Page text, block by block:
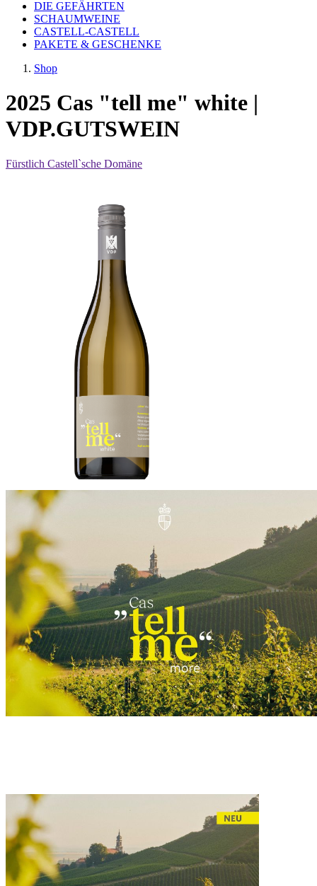
DIE GEFÄHRTEN
SCHAUMWEINE
CASTELL-CASTELL
PAKETE & GESCHENKE
Shop
2025 Cas "tell me" white |
VDP.GUTSWEIN
Fürstlich Castell`sche Domäne